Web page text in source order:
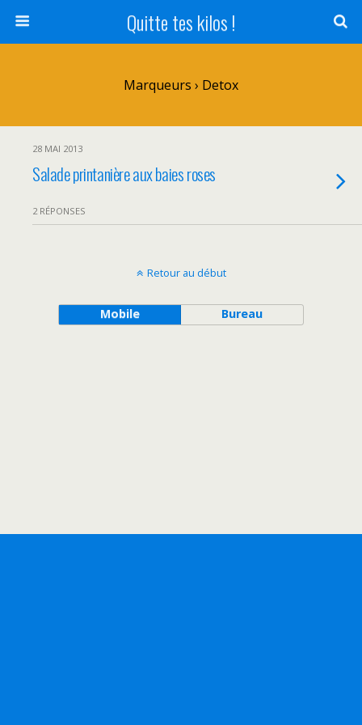
Quitte tes kilos !
Marqueurs › Detox
28 MAI 2013
Salade printanière aux baies roses
2 RÉPONSES
Retour au début
Mobile Bureau